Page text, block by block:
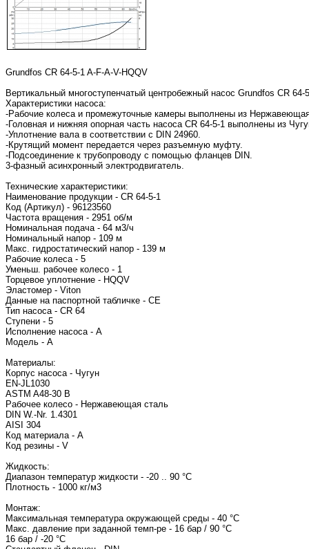
Grundfos CR 64-5-1 A-F-A-V-HQQV
Вертикальный многоступенчатый центробежный насос Grundfos CR
Характеристики насоса:
-Рабочие колеса и промежуточные камеры выполнены из
-Головная и нижняя опорная часть насоса CR 64-5-1 выполнены из
-Уплотнение вала в соответствии с DIN 24960.
-Крутящий момент передается через разъемную муфту.
-Подсоединение к трубопроводу с помощью фланцев DIN.
3-фазный асинхронный электродвигатель.
Технические характеристики:
Наименование продукции - CR 64-5-1
Код (Артикул) - 96123560
Частота вращения - 2951 об/м
Номинальная подача - 64 м3/ч
Номинальный напор - 109 м
Макс. гидростатический напор - 139 м
Рабочие колеса - 5
Уменьш. рабочее колесо - 1
Торцевое уплотнение - HQQV
Эластомер - Viton
Данные на паспортной табличке - CE
Тип насоса - CR 64
Ступени - 5
Исполнение насоса - A
Модель - A
Материалы:
Корпус насоса - Чугун
EN-JL1030
ASTM A48-30 B
Рабочее колесо - Нержавеющая сталь
DIN W.-Nr. 1.4301
AISI 304
Код материала - A
Код резины - V
Жидкость:
Диапазон температур жидкости - -20 .. 90 °C
Плотность - 1000 кг/м3
Монтаж:
Максимальная температура окружающей среды - 40 °C
Макс. давление при заданной темп-ре - 16 бар / 90 °C
16 бар / -20 °C